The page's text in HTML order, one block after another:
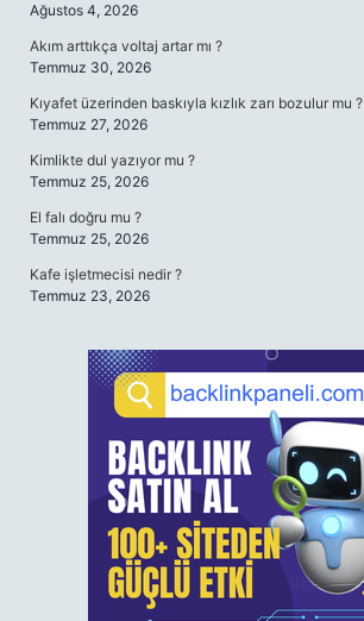
Ağustos 4, 2026
Akım arttıkça voltaj artar mı ?
Temmuz 30, 2026
Kıyafet üzerinden baskıyla kızlık zarı bozulur mu ?
Temmuz 27, 2026
Kimlikte dul yazıyor mu ?
Temmuz 25, 2026
El falı doğru mu ?
Temmuz 25, 2026
Kafe işletmecisi nedir ?
Temmuz 23, 2026